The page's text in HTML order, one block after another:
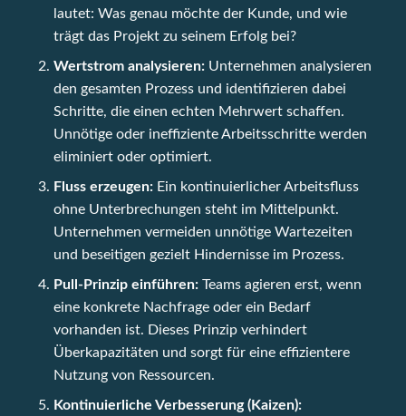
lautet: Was genau möchte der Kunde, und wie
trägt das Projekt zu seinem Erfolg bei?
Wertstrom analysieren: Unternehmen analysieren
den gesamten Prozess und identifizieren dabei
Schritte, die einen echten Mehrwert schaffen.
Unnötige oder ineffiziente Arbeitsschritte werden
eliminiert oder optimiert.
Fluss erzeugen: Ein kontinuierlicher Arbeitsfluss
ohne Unterbrechungen steht im Mittelpunkt.
Unternehmen vermeiden unnötige Wartezeiten
und beseitigen gezielt Hindernisse im Prozess.
Pull-Prinzip einführen: Teams agieren erst, wenn
eine konkrete Nachfrage oder ein Bedarf
vorhanden ist. Dieses Prinzip verhindert
Überkapazitäten und sorgt für eine effizientere
Nutzung von Ressourcen.
Kontinuierliche Verbesserung (Kaizen):